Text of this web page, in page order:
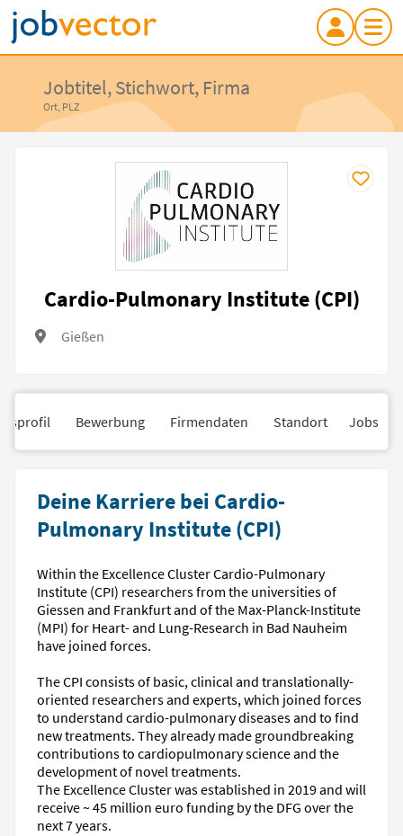
Jobtitel, Stichwort, Firma
Ort, PLZ
Cardio-Pulmonary Institute (CPI)
Gießen
Bewerbung Firmendaten Standort Jobs
Deine Karriere bei Cardio-
Pulmonary Institute (CPI)
Within the Excellence Cluster Cardio-Pulmonary
Institute (CPI) researchers from the universities of
Giessen and Frankfurt and of the Max-Planck-Institute
(MPI) for Heart- and Lung-Research in Bad Nauheim
have joined forces.
The CPI consists of basic, clinical and translationally-
oriented researchers and experts, which joined forces
to understand cardio-pulmonary diseases and to find
new treatments. They already made groundbreaking
contributions to cardiopulmonary science and the
development of novel treatments.
The Excellence Cluster was established in 2019 and will
receive ~ 45 million euro funding by the DFG over the
next 7 years.